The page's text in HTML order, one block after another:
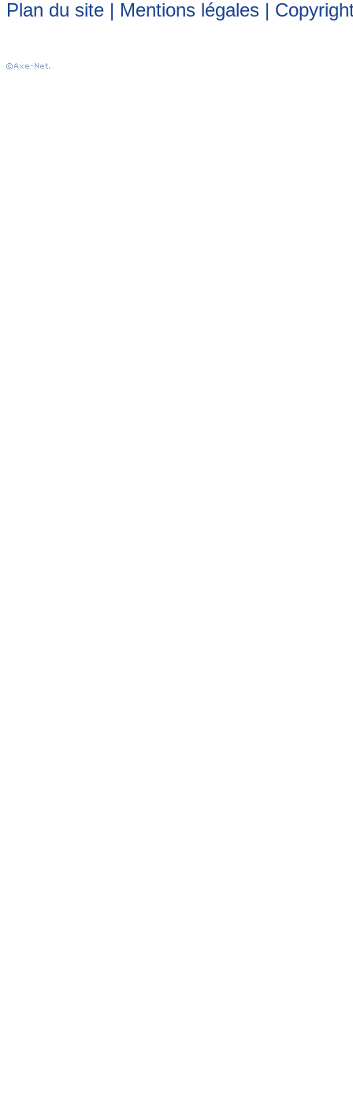
Plan du site | Mentions légales |